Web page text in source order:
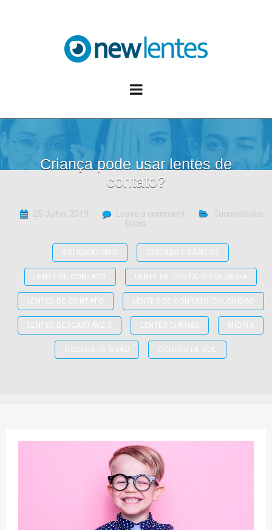
Criança pode usar lentes de
contato?
25 Julho, 2019 Leave a comment Curiosidades,
Dicas
ASTIGMATISMO CUIDADOS BÁSICOS
LENTE DE CONTATO LENTE DE CONTATO COLORIDA
LENTES DE CONTATO LENTES DE CONTATO COLORIDAS
LENTES DESCARTÁVEIS LENTES DIÁRIAS MIOPIA
ÓCULOS DE GRAU ÓCULOS DE SOL